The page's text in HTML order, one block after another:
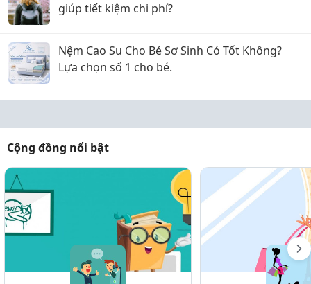
giúp tiết kiệm chi phí?
Nệm Cao Su Cho Bé Sơ Sinh Có Tốt Không?
Lựa chọn số 1 cho bé.
Cộng đồng nổi bật